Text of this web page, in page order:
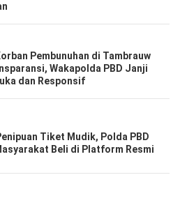
Pembunuhan di Tambrauw
Wakapolda PBD Janji
dan Responsif
Tiket Mudik, Polda PBD
Beli di Platform Resmi